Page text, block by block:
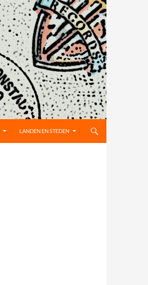
LANDEN EN STEDEN